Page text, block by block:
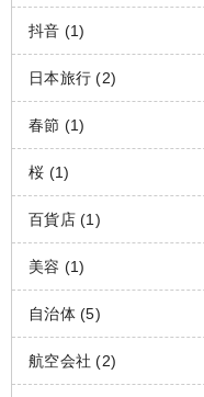
抖音 (1)
日本旅行 (2)
春節 (1)
桜 (1)
百貨店 (1)
美容 (1)
自治体 (5)
航空会社 (2)